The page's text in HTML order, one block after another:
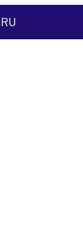
RU